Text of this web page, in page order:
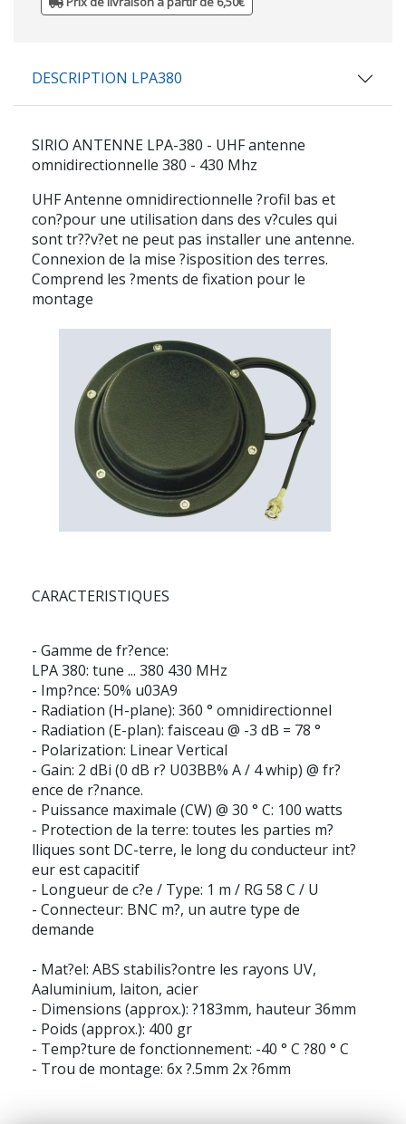
DESCRIPTION LPA380
SIRIO ANTENNE LPA-380 - UHF antenne
omnidirectionnelle 380 - 430 Mhz
UHF Antenne omnidirectionnelle ?rofil bas et
con?pour une utilisation dans des v?cules qui
sont tr??v?et ne peut pas installer une antenne.
Connexion de la mise ?isposition des terres.
Comprend les ?ments de fixation pour le
montage
CARACTERISTIQUES
- Gamme de fr?ence:
LPA 380: tune ... 380 430 MHz
- Imp?nce: 50% u03A9
- Radiation (H-plane): 360 ° omnidirectionnel
- Radiation (E-plan): faisceau @ -3 dB = 78 °
- Polarization: Linear Vertical
- Gain: 2 dBi (0 dB r? U03BB% A / 4 whip) @ fr?
ence de r?nance.
- Puissance maximale (CW) @ 30 ° C: 100 watts
- Protection de la terre: toutes les parties m?
lliques sont DC-terre, le long du conducteur int?
eur est capacitif
- Longueur de c?e / Type: 1 m / RG 58 C / U
- Connecteur: BNC m?, un autre type de
demande
- Mat?el: ABS stabilis?ontre les rayons UV,
Aaluminium, laiton, acier
- Dimensions (approx.): ?183mm, hauteur 36mm
- Poids (approx.): 400 gr
- Temp?ture de fonctionnement: -40 ° C ?80 ° C
- Trou de montage: 6x ?.5mm 2x ?6mm